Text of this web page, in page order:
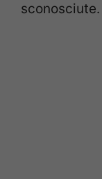
sconosciute.